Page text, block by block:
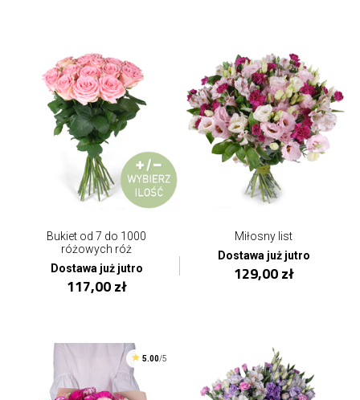
Bukiet od 7 do 1000
różowych róż
Dostawa już jutro
117,00 zł
Miłosny list
Dostawa już jutro
129,00 zł
5.00/5